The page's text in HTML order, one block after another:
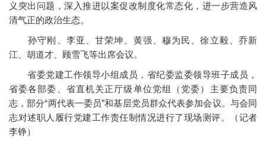
义突出问题，深入推进以案促改制度化常态化，进一步营造风
清气正的政治生态。
孙守刚、李亚、甘荣坤、黄强、穆为民、徐立毅、乔新
江、胡道才、顾雪飞等出席会议。
省委党建工作领导小组成员，省纪委监委领导班子成员，
省委各部委、省直机关正厅级单位党组（党委）主要负责同
志，部分“两代表一委员”和基层党员群众代表参加会议。与会同
志对述职人履行党建工作责任制情况进行了现场测评。（记者
李铮）